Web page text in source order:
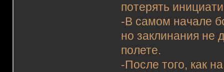
потерять
-В самом начале
но заклинания не
полете.
-После того, как